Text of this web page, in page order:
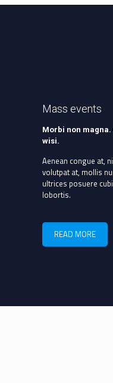
Mass events
Morbi non
wisi.
Aenean congue at,
volutpat at, mollis
ultrices posuere
lobortis.
READ MORE